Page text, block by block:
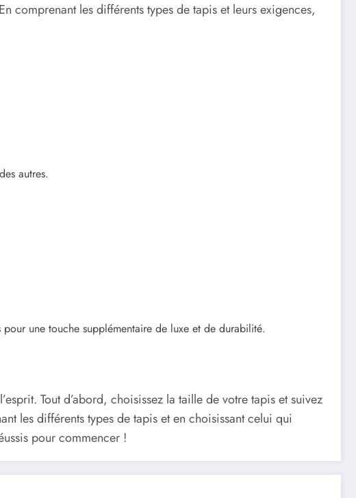
comprenant les différents types de tapis et leurs exigences,
autres.
pour une touche supplémentaire de luxe et de durabilité.
Tout d’abord, choisissez la taille de votre tapis et suivez
les différents types de tapis et en choisissant celui qui
pour commencer !